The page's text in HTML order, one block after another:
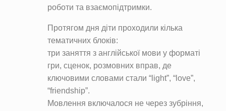
роботи та взаємопідтримки.
Протягом дня діти проходили кілька
тематичних блоків:
три заняття з англійської мови у форматі
гри, сценок, розмовних вправ, де
ключовими словами стали “light”, “love”,
“friendship”.
Мовлення включалося не через зубріння,